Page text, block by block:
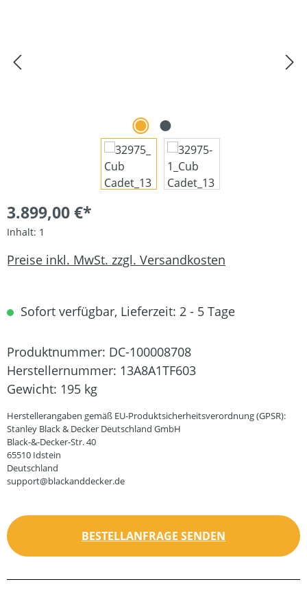
3.899,00 €*
Inhalt: 1
Preise inkl. MwSt. zzgl. Versandkosten
Sofort verfügbar, Lieferzeit: 2 - 5 Tage
Produktnummer: DC-100008708
Herstellernummer: 13A8A1TF603
Gewicht: 195 kg
Herstellerangaben gemäß EU-Produktsicherheitsverordnung (GPSR):
Stanley Black & Decker Deutschland GmbH
Black-&-Decker-Str. 40
65510 Idstein
Deutschland
support@blackanddecker.de
BESTELLANFRAGE SENDEN